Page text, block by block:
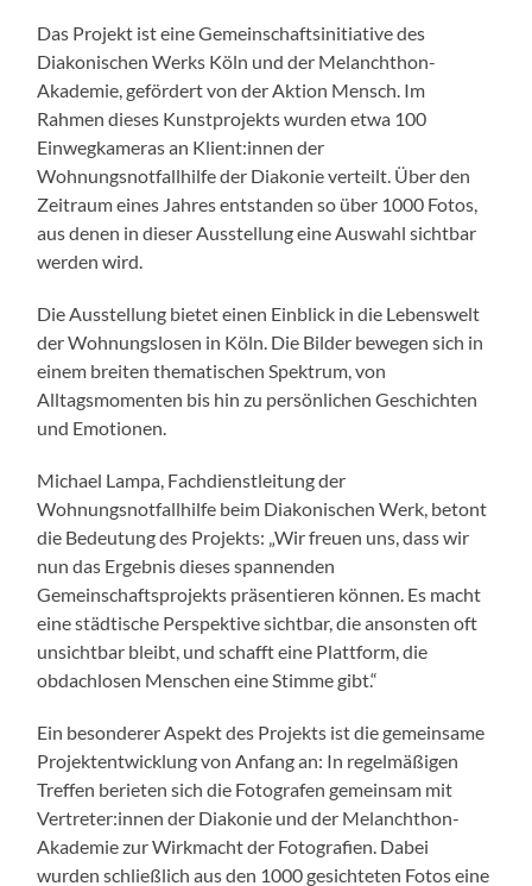
Das Projekt ist eine Gemeinschaftsinitiative des
Diakonischen Werks Köln und der Melanchthon-
Akademie, gefördert von der Aktion Mensch. Im
Rahmen dieses Kunstprojekts wurden etwa 100
Einwegkameras an Klient:innen der
Wohnungsnotfallhilfe der Diakonie verteilt. Über den
Zeitraum eines Jahres entstanden so über 1000 Fotos,
aus denen in dieser Ausstellung eine Auswahl sichtbar
werden wird.
Die Ausstellung bietet einen Einblick in die Lebenswelt
der Wohnungslosen in Köln. Die Bilder bewegen sich in
einem breiten thematischen Spektrum, von
Alltagsmomenten bis hin zu persönlichen Geschichten
und Emotionen.
Michael Lampa, Fachdienstleitung der
Wohnungsnotfallhilfe beim Diakonischen Werk, betont
die Bedeutung des Projekts: „Wir freuen uns, dass wir
nun das Ergebnis dieses spannenden
Gemeinschaftsprojekts präsentieren können. Es macht
eine städtische Perspektive sichtbar, die ansonsten oft
unsichtbar bleibt, und schafft eine Plattform, die
obdachlosen Menschen eine Stimme gibt.“
Ein besonderer Aspekt des Projekts ist die gemeinsame
Projektentwicklung von Anfang an: In regelmäßigen
Treffen berieten sich die Fotografen gemeinsam mit
Vertreter:innen der Diakonie und der Melanchthon-
Akademie zur Wirkmacht der Fotografien. Dabei
wurden schließlich aus den 1000 gesichteten Fotos eine